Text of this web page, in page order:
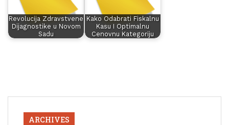
Revolucija Zdravstvene
Dijagnostike u Novom
Sadu
Kako Odabrati Fiskalnu
Kasu I Optimalnu
Cenovnu Kategoriju
ARCHIVES